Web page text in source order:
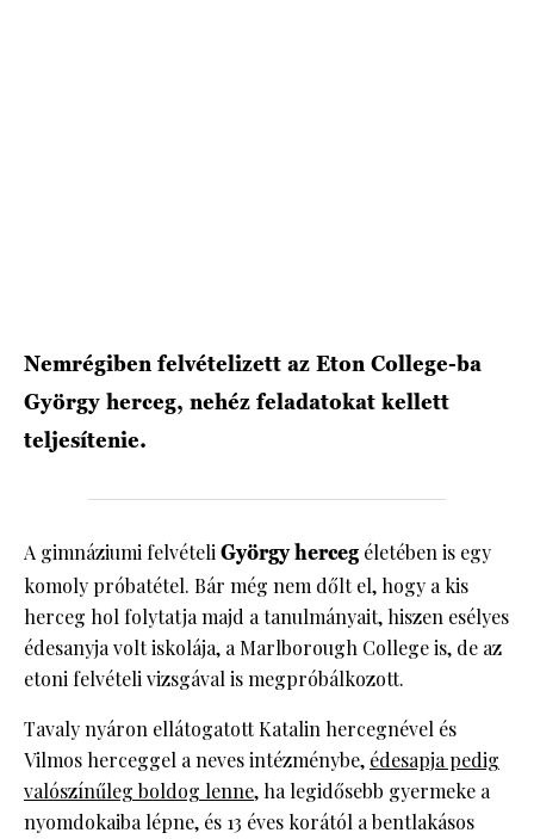
Nemrégiben felvételizett az Eton College-ba
György herceg, nehéz feladatokat kellett
teljesítenie.
A gimnáziumi felvételiGyörgy herceg életében is egy
komoly próbatétel. Bár még nem dőlt el, hogy a kis
herceg hol folytatja majd a tanulmányait, hiszen esélyes
édesanyja volt iskolája, a Marlborough College is, de az
etoni felvételi vizsgával is megpróbálkozott.
Tavaly nyáron ellátogatott Katalin hercegnével és
Vilmos herceggel a neves intézménybe, édesapja pedig
valószínűleg boldog lenne, ha legidősebb gyermeke a
nyomdokaiba lépne, és 13 éves korától a bentlakásos